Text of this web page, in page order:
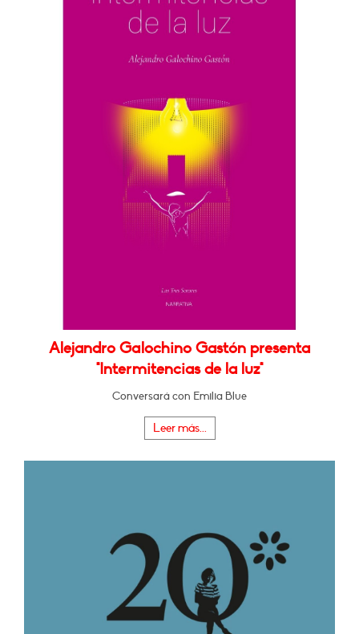
Alejandro Galochino Gastón presenta
"Intermitencias de la luz"
Conversará con Emilia Blue
Leer más...